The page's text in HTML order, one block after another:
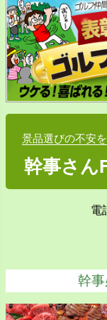
景品選びの不安を
幹事さん
電
幹